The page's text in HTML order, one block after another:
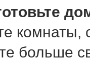
комнаты,
больше